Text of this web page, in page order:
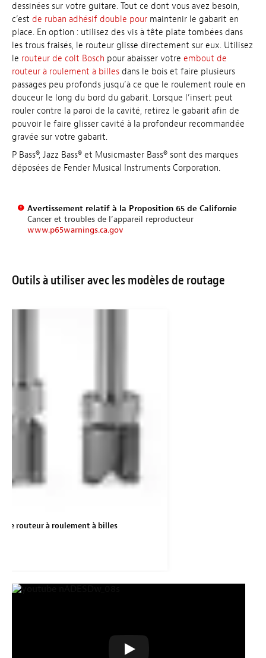
dessinées sur votre guitare. Tout ce dont vous avez besoin,
c’est de ruban adhésif double pour maintenir le gabarit en
place. En option : utilisez des vis à tête plate tombées dans
les trous fraisés, le routeur glisse directement sur eux. Utilisez
le routeur de colt Bosch pour abaisser votre embout de
routeur à roulement à billes dans le bois et faire plusieurs
passages peu profonds jusqu’à ce que le roulement roule en
douceur le long du bord du gabarit. Lorsque l’insert peut
rouler contre la paroi de la cavité, retirez le gabarit afin de
pouvoir le faire glisser cavité à la profondeur recommandée
gravée sur votre gabarit.
P Bass®, Jazz Bass® et Musicmaster Bass® sont des marques
déposées de Fender Musical Instruments Corporation.
Avertissement relatif à la Proposition 65 de Californie
Cancer et troubles de l’appareil reproducteur
www.p65warnings.ca.gov
Outils à utiliser avec les modèles de routage
de routeur à roulement à billes